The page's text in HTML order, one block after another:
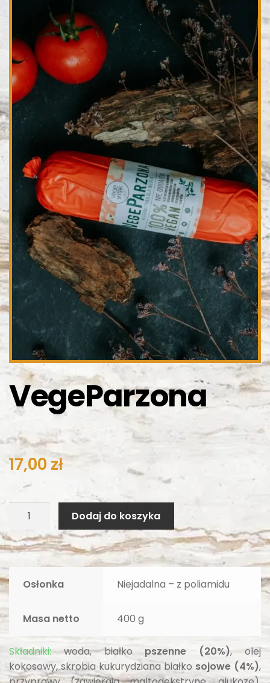
VegeParzona
17,00 zł
Dodaj do koszyka
Osłonka Niejadalna – z poliamidu
Masa netto 400 g
Składniki:woda, białkopszenne (20%), olej
kokosowy, skrobia kukurydziana białko sojowe (4%),